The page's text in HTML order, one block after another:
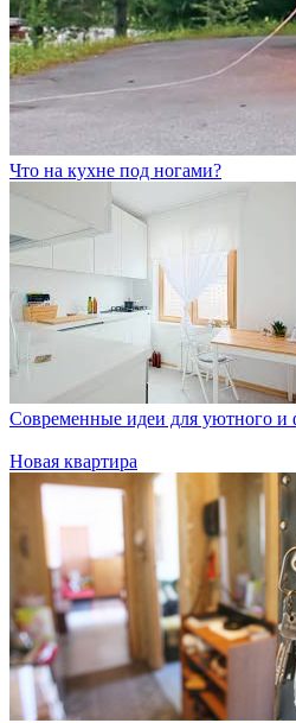
Что на кухне под ногами?
Современные идеи для уютного и
Новая квартира